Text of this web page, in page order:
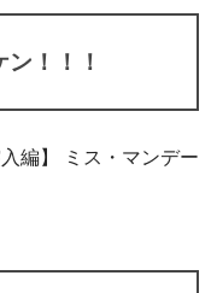
！！！
編】 ミス・マンデー